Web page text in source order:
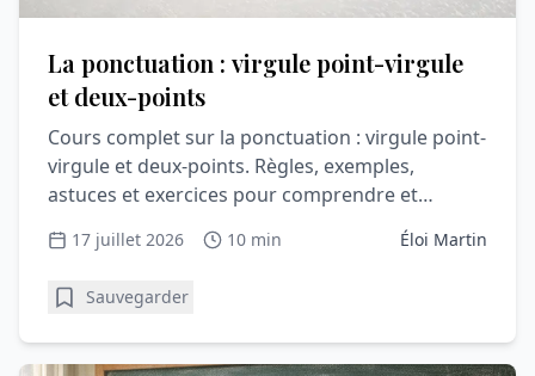
La ponctuation : virgule point-virgule
et deux-points
Cours complet sur la ponctuation : virgule point-
virgule et deux-points. Règles, exemples,
astuces et exercices pour comprendre et
17 juillet 2026 10 min Éloi Martin
Sauvegarder